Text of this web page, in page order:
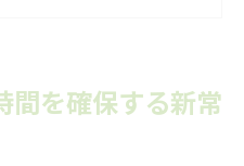
間を確保する新常